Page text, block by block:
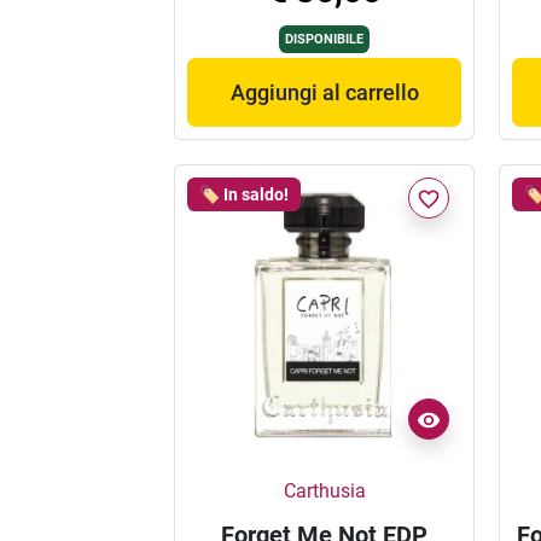
DISPONIBILE
Aggiungi al carrello
🏷️ In saldo! favorite_border
Carthusia
Forget Me Not EDP
🏷️